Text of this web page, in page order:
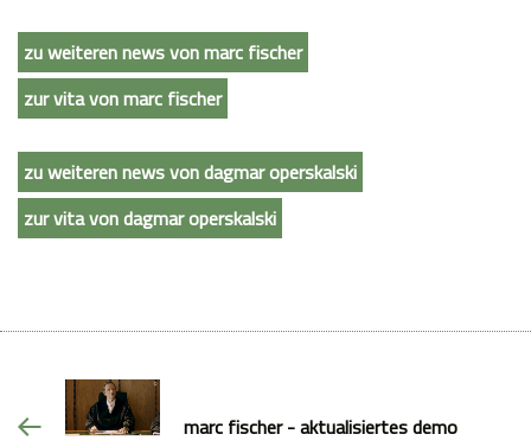
zu weiteren news von marc fischer
zur vita von marc fischer
zu weiteren news von dagmar operskalski
zur vita von dagmar operskalski
marc fischer - aktualisiertes demo